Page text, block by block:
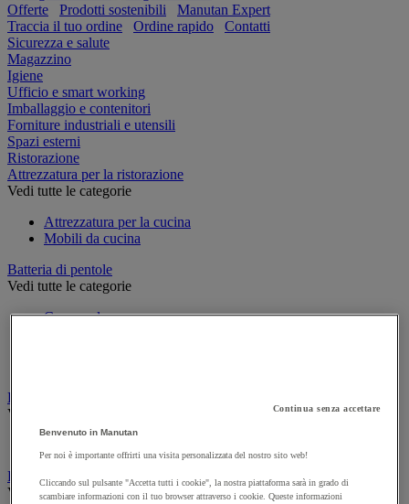
Offerte Prodotti sostenibili
Manutan Expert
Traccia il tuo ordine
Ordine rapido
Contatti
Sicurezza e salute
Magazzino
Igiene
Ufficio e smart working
Imballaggio e contenitori
Forniture industriali e utensili
Spazi esterni
Ristorazione
Attrezzatura per la ristorazione
Vedi tutte le categorie
Attrezzatura per la cucina
Mobili da cucina
Batteria di pentole
Vedi tutte le categorie
Casseruola
Decorazione per ambienti di ristorazione
Vedi tutte le categorie
Forno e apparecchi di cottura
Vedi tutte le categorie
Continua senza accettare
Benvenuto in Manutan
Per noi è importante offrirti una visita personalizzata del nostro sito web!
Cliccando sul pulsante "Accetta tutti i cookie", la nostra piattaforma sarà in grado di
scambiare informazioni con il tuo browser attraverso i cookie. Queste informazioni